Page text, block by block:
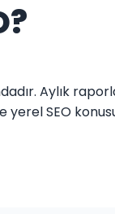
Aylık
SEO